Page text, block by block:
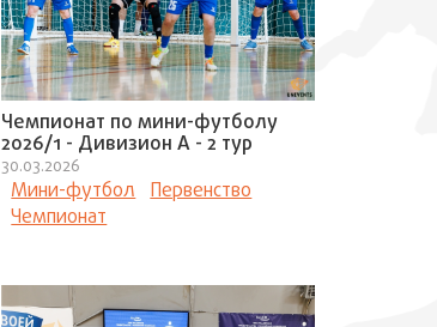
Чемпионат по мини-футболу
2026/1 - Дивизион А - 2 тур
30.03.2026
Мини-футбол Первенство
Чемпионат